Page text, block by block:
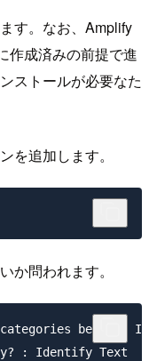
す。なお、Amplify
作成済みの前提で進
ストールが必要なた
を追加します。
か問われます。
below :
: Identify Text